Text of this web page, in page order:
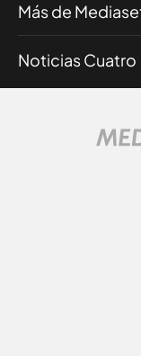
Más de
Noticias Cuatro